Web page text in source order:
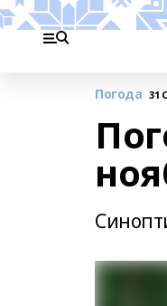
Погода 31